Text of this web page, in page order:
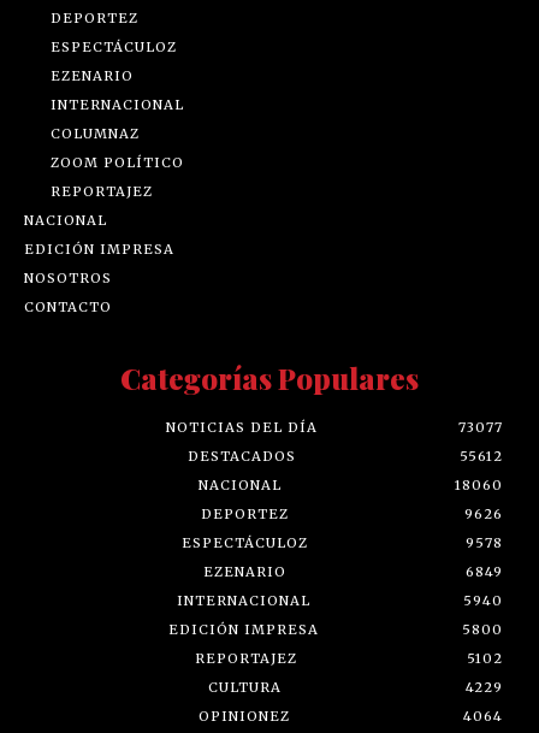
DEPORTEZ
ESPECTÁCULOZ
EZENARIO
INTERNACIONAL
COLUMNAZ
ZOOM POLÍTICO
REPORTAJEZ
NACIONAL
EDICIÓN IMPRESA
NOSOTROS
CONTACTO
Categorías Populares
NOTICIAS DEL DÍA
73077
DESTACADOS
55612
NACIONAL
18060
DEPORTEZ
9626
ESPECTÁCULOZ
9578
EZENARIO
6849
INTERNACIONAL
5940
EDICIÓN IMPRESA
5800
REPORTAJEZ
5102
CULTURA
4229
OPINIONEZ
4064